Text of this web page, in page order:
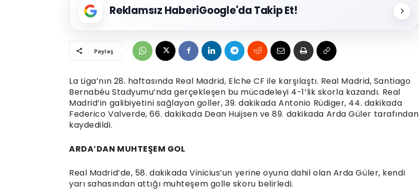
Reklamsız HaberiGoogle'da Takip Et!
Paylaş
La Liga’nın 28. haftasında Real Madrid, Elche CF ile karşılaştı. Real Madrid, Santiago
Bernabéu Stadyumu’nda gerçekleşen bu mücadeleyi 4-1’lik skorla kazandı. Real
Madrid’in galibiyetini sağlayan goller, 39. dakikada Antonio Rüdiger, 44. dakikada
Federico Valverde, 66. dakikada Dean Huijsen ve 89. dakikada Arda Güler tarafından
kaydedildi.
ARDA’DAN MUHTEŞEM GOL
Real Madrid’de, 58. dakikada Vinicius’un yerine oyuna dahil olan Arda Güler, kendi
yarı sahasından attığı muhteşem golle skoru belirledi.